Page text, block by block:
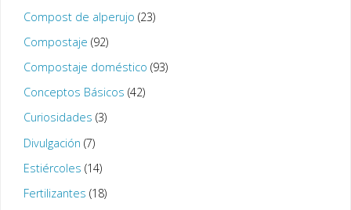
Compost de alperujo (23)
Compostaje (92)
Compostaje doméstico (93)
Conceptos Básicos (42)
Curiosidades (3)
Divulgación (7)
Estiércoles (14)
Fertilizantes (18)